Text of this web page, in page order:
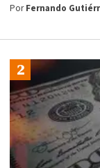
PorFernando